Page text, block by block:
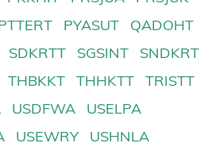
PYASUT
QADOHT
SDKRTT SGSINT
SNDKRT
THBKKT THHKTT
TRISTT
USDFWA
USELPA
USEWRY
USHNLA